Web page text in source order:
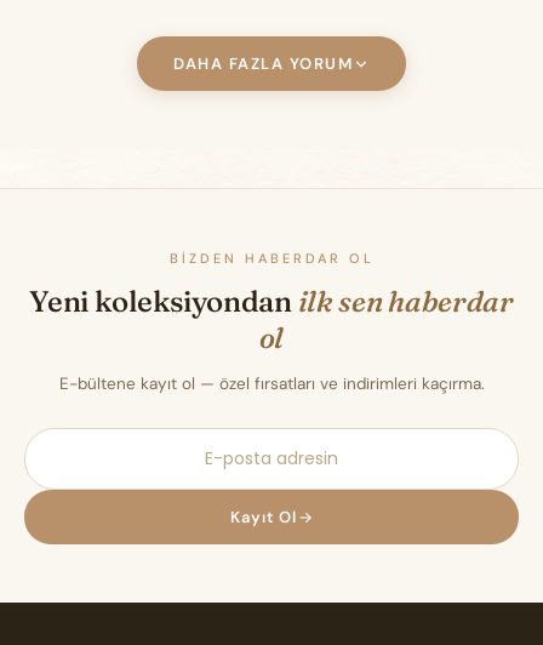
DAHA FAZLA YORUM
BIZDEN HABERDAR OL
Yeni koleksiyondan ilk sen haberdar
ol
E-bültene kayıt ol — özel fırsatları ve indirimleri kaçırma.
Kayıt Ol